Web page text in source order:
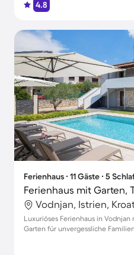
4.8
Ferienhaus ∙ 11 Gäste ∙ 5
Vodnjan, Istrien,
Luxuriöses Ferienhaus in
Garten für unvergessliche